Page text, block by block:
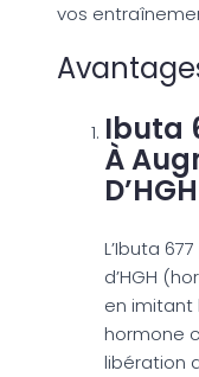
vos
Ibuta
À
D’HGH
L’Ibuta
d’HGH
en imitant
hormone
libération